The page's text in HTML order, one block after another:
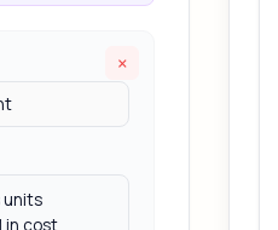
×